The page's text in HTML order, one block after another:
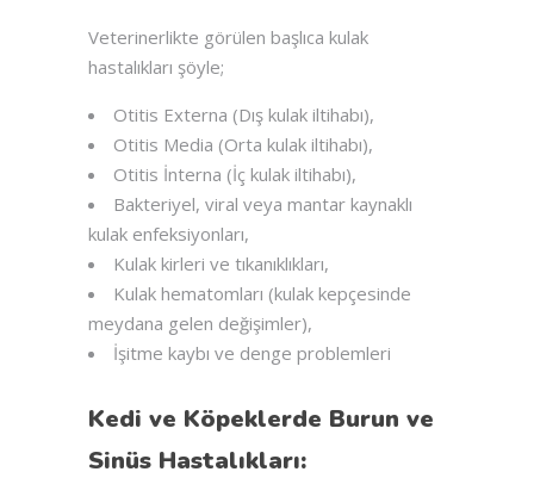
Veterinerlikte görülen başlıca kulak
hastalıkları şöyle;
Otitis Externa (Dış kulak iltihabı),
Otitis Media (Orta kulak iltihabı),
Otitis İnterna (İç kulak iltihabı),
Bakteriyel, viral veya mantar kaynaklı
kulak enfeksiyonları,
Kulak kirleri ve tıkanıklıkları,
Kulak hematomları (kulak kepçesinde
meydana gelen değişimler),
İşitme kaybı ve denge problemleri
Kedi ve Köpeklerde Burun ve
Sinüs Hastalıkları: